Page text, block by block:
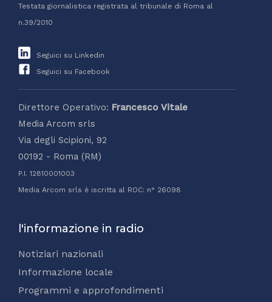
Testata giornalistica registrata al tribunale di Roma al
n.39/2010
Seguici su Linkedin
Seguici su Facebook
Direttore Operativo: Francesco Vitale
Media Arcom srls
Via degli Scipioni, 92
00192 - Roma (RM)
P.I. 12810001003
Media Arcom srls è iscritta al ROC: n° 26098
l'informazione in radio
Notiziari nazionali
Informazione locale
Programmi e approfondimenti